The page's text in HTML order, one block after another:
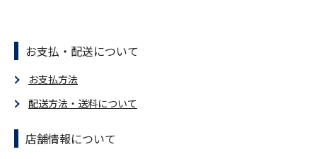
お支払・配送について
お支払方法
配送方法・送料について
店舗情報について